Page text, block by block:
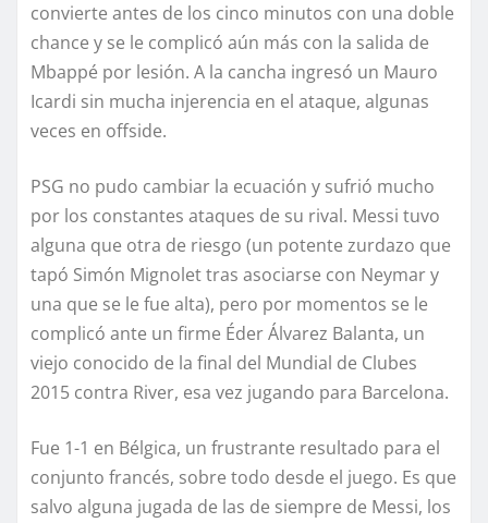
convierte antes de los cinco minutos con una doble
chance y se le complicó aún más con la salida de
Mbappé por lesión. A la cancha ingresó un Mauro
Icardi sin mucha injerencia en el ataque, algunas
veces en offside.
PSG no pudo cambiar la ecuación y sufrió mucho
por los constantes ataques de su rival. Messi tuvo
alguna que otra de riesgo (un potente zurdazo que
tapó Simón Mignolet tras asociarse con Neymar y
una que se le fue alta), pero por momentos se le
complicó ante un firme Éder Álvarez Balanta, un
viejo conocido de la final del Mundial de Clubes
2015 contra River, esa vez jugando para Barcelona.
Fue 1-1 en Bélgica, un frustrante resultado para el
conjunto francés, sobre todo desde el juego. Es que
salvo alguna jugada de las de siempre de Messi, los